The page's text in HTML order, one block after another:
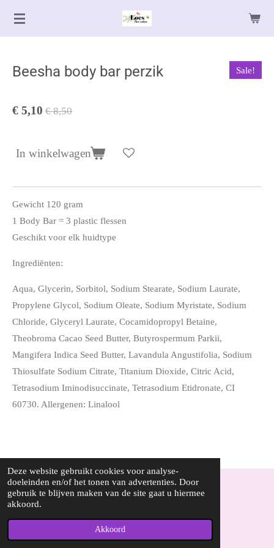
Deze website gebruikt cookies voor analyse-
doeleinden en/of het tonen van advertenties. Door
gebruik te blijven maken van de site gaat u hiermee
akkoord.
Akkoord
Ga
hoofdinhoud
Beesha body bar perzik Sale!
€ 5,10 € 8,50
In winkelwagen
Gewicht 120 gram
1 Body Bar = 3 plastic flessen
Geschikt voor elk huidtype
Ingrediënten:
Aqua, Glycerin, Sorbitol, Sodium Stearate, Sodium Laurate,
Propylene Glycol, Sodium Oleate, Sodium Myristate, Sodium
Chloride, Glyceryl Laurate, Cocamidopropyl Betaine,
Theobroma Cacao Seed Butter, Butyrospermum Parkii,
Mangifera Indica Seed Butter, Lavandula Angustifolia, Sodium
Thiosulfate Sodium Citrate, Titanium Dioxide, Citric Acid,
Tetrasodium Iminodisuccinate, Tetrasodium Etidronate, CI
60730. Allergenen: Linalool
© 2022 - 2026 Loespurenature.nl